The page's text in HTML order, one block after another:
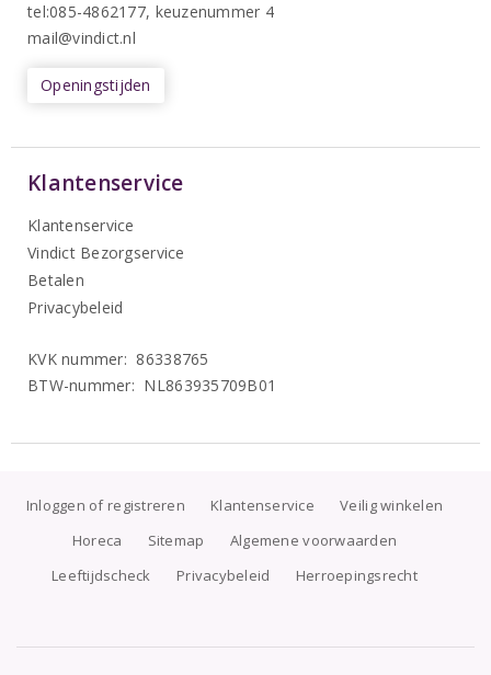
tel:085-4862177, keuzenummer 4
mail@vindict.nl
Openingstijden
Klantenservice
Klantenservice
Vindict Bezorgservice
Betalen
Privacybeleid
KVK nummer: 86338765
BTW-nummer: NL863935709B01
Inloggen of registreren Klantenservice
Veilig winkelen
Horeca
Sitemap
Algemene voorwaarden
Leeftijdscheck
Privacybeleid Herroepingsrecht